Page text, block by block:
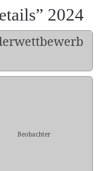
2024
Beobachter